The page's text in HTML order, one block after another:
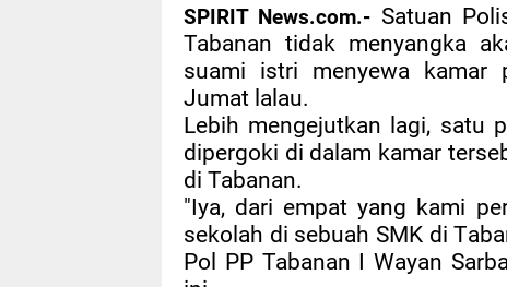
SPIRIT News.com.- Satuan
Tabanan tidak menyangka
suami istri menyewa kamar
Jumat lalau.
Lebih mengejutkan lagi, satu
dipergoki di dalam kamar
di Tabanan.
"Iya, dari empat yang kami
sekolah di sebuah SMK di
Pol PP Tabanan I Wayan